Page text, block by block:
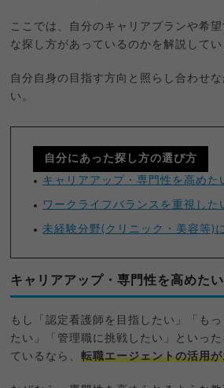
ここでは、自分のキャリアプランや希
な探し方があっているのかを解説してい
自分自身の目指す方向と照らし合わせ
い。
自分にあった探し方の選び方
キャリアアップ・専門性を高めた
ワークライフバランスを重視した
未経験分野(クリニック・美容等)
キャリアアップ・専門性を高めた
もし「認定看護師を目指したい」「も
たい」「管理職に挑戦したい」といった
ているなら、転職エージェントの活用